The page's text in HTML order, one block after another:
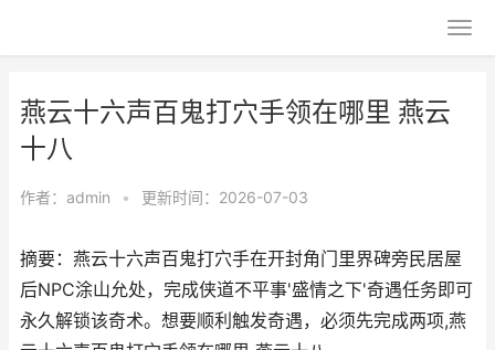
燕云十六声百鬼打穴手领在哪里 燕云
十八
作者： admin • 更新时间：2026-07-03
摘要：燕云十六声百鬼打穴手在开封角门里界碑旁民居屋
后NPC涂山允处，完成侠道不平事'盛情之下'奇遇任务即可
永久解锁该奇术。想要顺利触发奇遇，必须先完成两项,燕